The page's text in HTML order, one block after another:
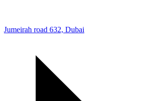
Jumeirah road 632, Dubai